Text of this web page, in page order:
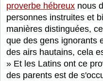
proverbe hébreux nous
personnes instruites et
manières distinguées,
que des gens ignorants
des airs hautains, cela
Et les Latins ont ce
des parents est de